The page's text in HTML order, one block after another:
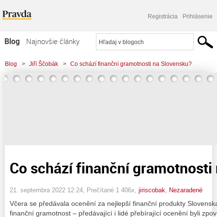
Registrácia Prihlásenie
Blog
Najnovšie články
Najčítanejšie články
Najkomentovanejšie články
Blog > Jiří Ščobák > Co schází finanční gramotnosti na Slovensku?
Co schází finanční gramotnosti
21. septembra 2022 12:24 , Prečítané 1 406x, jiriscobak Nezaradené
Včera se předávala ocenění za nejlepší finanční produkty
finanční gramotnost – předávající i lidé přebírající ocenění byli